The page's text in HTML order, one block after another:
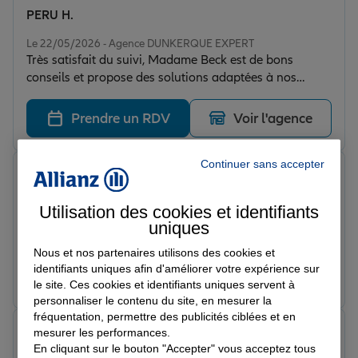
Le 22/05/2026 - Agence DUNKERQUE EXPERT
Très satisfait du suivi, Madame Beck est de bons
conseils et propose des solutions adaptées à nos
projets.
PERU H.
Prendre un RDV Voir l'agence
Note de 5 sur 5
Très satisfaite des services de Me Beck, avec une
réactivité à nos demandes. Toujours de bons conseils.
céline p.
Prendre un RDV Voir l'agence
Note de 5 sur 5
nathalie n.
Continuer sans accepter
Utilisation des cookies et identifiants
uniques
Nous et nos partenaires utilisons des cookies et
identifiants uniques afin d'améliorer votre expérience sur
le site. Ces cookies et identifiants uniques servent à
personnaliser le contenu du site, en mesurer la
fréquentation, permettre des publicités ciblées et en
mesurer les performances.
En cliquant sur le bouton "Accepter" vous acceptez tous